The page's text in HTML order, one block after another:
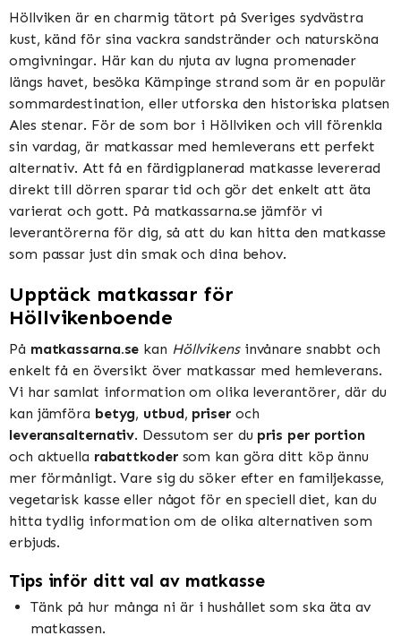
Höllviken är en charmig tätort på Sveriges sydvästra
kust, känd för sina vackra sandstränder och natursköna
omgivningar. Här kan du njuta av lugna promenader
längs havet, besöka Kämpinge strand som är en populär
sommardestination, eller utforska den historiska platsen
Ales stenar. För de som bor i Höllviken och vill förenkla
sin vardag, är matkassar med hemleverans ett perfekt
alternativ. Att få en färdigplanerad matkasse levererad
direkt till dörren sparar tid och gör det enkelt att äta
varierat och gott. På matkassarna.se jämför vi
leverantörerna för dig, så att du kan hitta den matkasse
som passar just din smak och dina behov.
Upptäck matkassar för
Höllvikenboende
På matkassarna.se kan Höllvikensinvånare snabbt och
enkelt få en översikt över matkassar med hemleverans.
Vi har samlat information om olika leverantörer, där du
kan jämföra betyg, utbud, priseroch
leveransalternativ. Dessutom ser du pris per portion
och aktuella rabattkodersom kan göra ditt köp ännu
mer förmånligt. Vare sig du söker efter en familjekasse,
vegetarisk kasse eller något för en speciell diet, kan du
hitta tydlig information om de olika alternativen som
erbjuds.
Tips inför ditt val av matkasse
Tänk på hur många ni är i hushållet som ska äta av
matkassen.